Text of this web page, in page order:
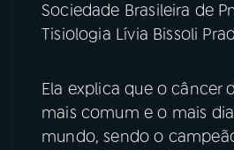
ACOMPANHE A RÁDIO NACIONAL
Instagram X
Sociedade Brasileira de
Tisiologia Lívia Bissoli
Ela explica que o câncer
mais comum e o mais
mundo, sendo o